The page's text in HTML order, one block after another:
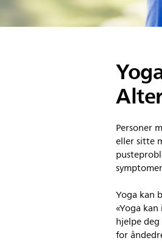
Personer
eller sitte
Yoga kan
«Yoga
hjelpe
for